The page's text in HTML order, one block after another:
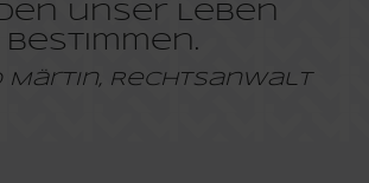
unser Leben
bestimmen.
Märtin, Rechtsanwalt